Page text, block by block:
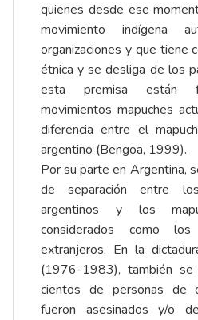
quienes desde ese
movimiento indígena
organizaciones y que tiene
étnica y se desliga de los
esta premisa están
movimientos mapuches
diferencia entre el
argentino (Bengoa, 1999).
Por su parte en Argentina,
de separación entre
argentinos y los
considerados como los
extranjeros. En la
(1976-1983), también se
cientos de personas de
fueron asesinados y/o